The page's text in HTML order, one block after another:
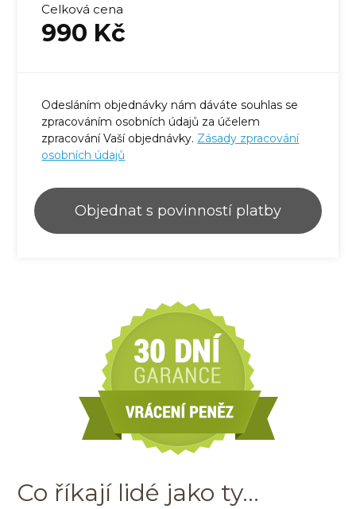
Celková cena
990 Kč
Odesláním objednávky nám dáváte souhlas se
zpracováním osobních údajů za účelem
zpracování Vaší objednávky. Zásady zpracování
osobních údajů
Objednat s povinností platby
Co říkají lidé jako ty...